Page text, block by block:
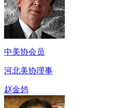
中美协会员
河北美协理事
赵金鸰